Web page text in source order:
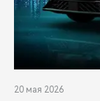
20 мая 2026